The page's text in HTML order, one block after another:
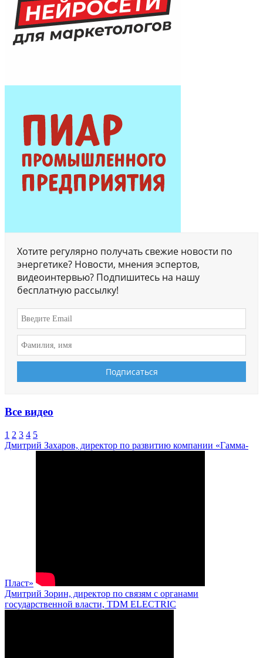
Хотите регулярно получать свежие новости по
энергетике? Новости, мнения эспертов,
видеоинтервью? Подпишитесь на нашу
бесплатную рассылку!
Все видео
1 2 3 4 5
Дмитрий Захаров, директор по развитию компании «Гамма-
Пласт»
Дмитрий Зорин, директор по связям с органами
государственной власти, TDM ELECTRIC